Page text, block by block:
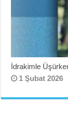
İdrakimle
1 Şubat 2026